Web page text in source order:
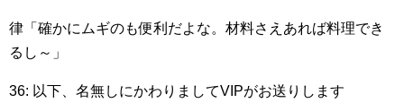
律「確かにムギのも便利だよな。材料さえあれば料理でき
るし～」
36: 以下、名無しにかわりましてVIPがお送りします